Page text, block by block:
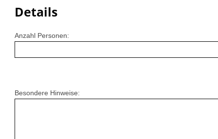
Details
Anzahl Personen:
Besondere Hinweise: